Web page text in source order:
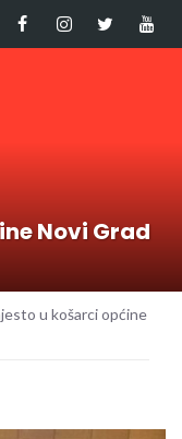
Novi Grad
u košarci općine